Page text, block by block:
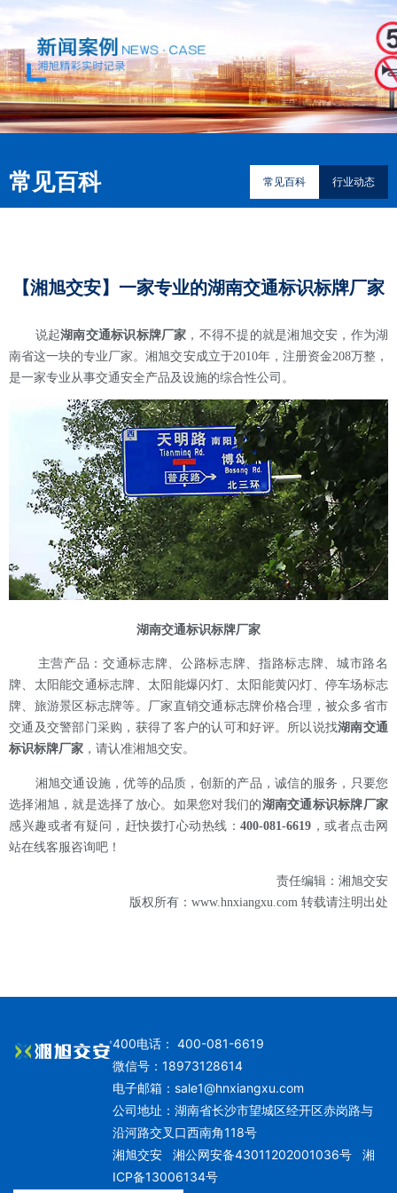
常见百科 常见百科 行业动态
【湘旭交安】一家专业的湖南交通标识标牌厂家
说起湖南交通标识标牌厂家 ，不得不提的就是湘旭交安，作为湖
南省这一块的专业厂家。湘旭交安成立于2010年，注册资金208万整，
是一家专业从事交通安全产品及设施的综合性公司。
湖南交通标识标牌厂家
主营产品：交通标志牌、公路标志牌、指路标志牌、城市路名
牌、太阳能交通标志牌、太阳能爆闪灯、太阳能黄闪灯、停车场标志
牌、旅游景区标志牌等。厂家直销交通标志牌价格合理，被众多省市
交通及交警部门采购，获得了客户的认可和好评。所以说找湖南交通
标识标牌厂家 ，请认准湘旭交安。
湘旭交通设施，优等的品质，创新的产品，诚信的服务，只要您
选择湘旭，就是选择了放心。如果您对我们的湖南交通标识标牌厂家
感兴趣或者有疑问，赶快拨打心动热线： 400-081-6619 ，或者点击网
站在线客服咨询吧！
责任编辑：湘旭交安
版权所有：www.hnxiangxu.com 转载请注明出处
400电话： 400-081-6619
微信号：18973128614
电子邮箱： sale1@hnxiangxu.com
公司地址：湖南省长沙市望城区经开区赤岗路与
沿河路交叉口西南角118号
湘旭交安湘公网安备43011202001036号
湘
ICP备13006134号